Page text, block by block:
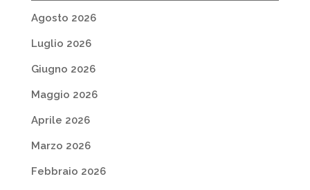
Agosto 2026
Luglio 2026
Giugno 2026
Maggio 2026
Aprile 2026
Marzo 2026
Febbraio 2026